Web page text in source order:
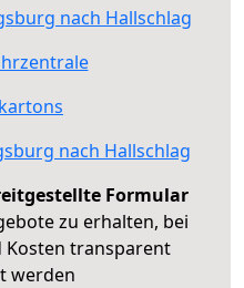
nach Hallschlag
nach Hallschlag
Formular
zu erhalten, bei
Kosten transparent
werden